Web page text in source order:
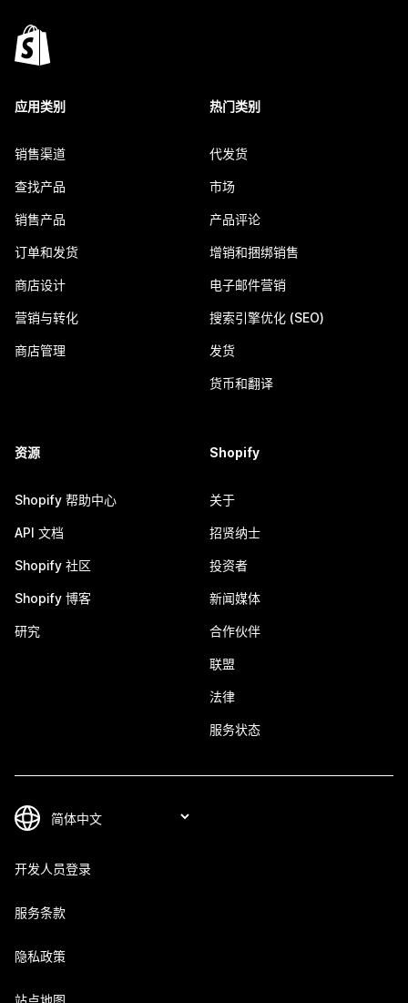
应用类别
销售渠道
查找产品
销售产品
订单和发货
商店设计
营销与转化
商店管理
热门类别
代发货
市场
产品评论
增销和捆绑销售
电子邮件营销
搜索引擎优化 (SEO)
发货
货币和翻译
资源
Shopify 帮助中心
API 文档
Shopify 社区
Shopify 博客
研究
Shopify
关于
招贤纳士
投资者
新闻媒体
合作伙伴
联盟
法律
服务状态
开发人员登录
服务条款
隐私政策
站点地图